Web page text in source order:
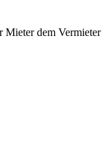
Mieter dem Vermieter